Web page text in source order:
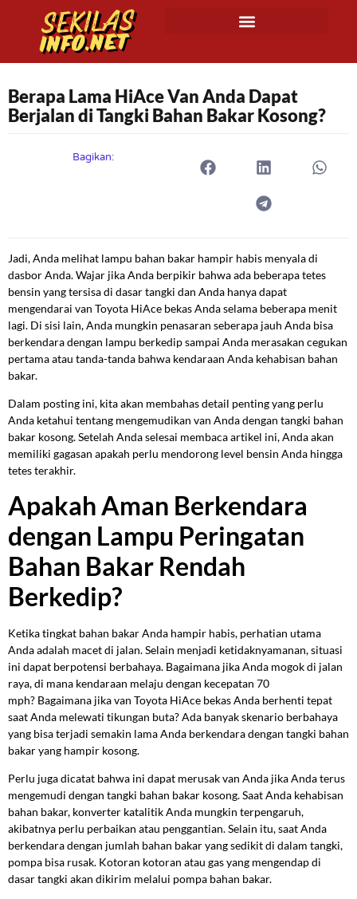
Berapa Lama HiAce Van Anda Dapat
Berjalan di Tangki Bahan Bakar Kosong?
Bagikan:
Jadi, Anda melihat lampu bahan bakar hampir habis menyala di
dasbor Anda. Wajar jika Anda berpikir bahwa ada beberapa tetes
bensin yang tersisa di dasar tangki dan Anda hanya dapat
mengendarai van Toyota HiAce bekas Anda selama beberapa menit
lagi. Di sisi lain, Anda mungkin penasaran seberapa jauh Anda bisa
berkendara dengan lampu berkedip sampai Anda merasakan cegukan
pertama atau tanda-tanda bahwa kendaraan Anda kehabisan bahan
bakar.
Dalam posting ini, kita akan membahas detail penting yang perlu
Anda ketahui tentang mengemudikan van Anda dengan tangki bahan
bakar kosong. Setelah Anda selesai membaca artikel ini, Anda akan
memiliki gagasan apakah perlu mendorong level bensin Anda hingga
tetes terakhir.
Apakah Aman Berkendara
dengan Lampu Peringatan
Bahan Bakar Rendah
Berkedip?
Ketika tingkat bahan bakar Anda hampir habis, perhatian utama
Anda adalah macet di jalan. Selain menjadi ketidaknyamanan, situasi
ini dapat berpotensi berbahaya. Bagaimana jika Anda mogok di jalan
raya, di mana kendaraan melaju dengan kecepatan 70
mph? Bagaimana jika van Toyota HiAce bekas Anda berhenti tepat
saat Anda melewati tikungan buta? Ada banyak skenario berbahaya
yang bisa terjadi semakin lama Anda berkendara dengan tangki bahan
bakar yang hampir kosong.
Perlu juga dicatat bahwa ini dapat merusak van Anda jika Anda terus
mengemudi dengan tangki bahan bakar kosong. Saat Anda kehabisan
bahan bakar, konverter katalitik Anda mungkin terpengaruh,
akibatnya perlu perbaikan atau penggantian. Selain itu, saat Anda
berkendara dengan jumlah bahan bakar yang sedikit di dalam tangki,
pompa bisa rusak. Kotoran kotoran atau gas yang mengendap di
dasar tangki akan dikirim melalui pompa bahan bakar.